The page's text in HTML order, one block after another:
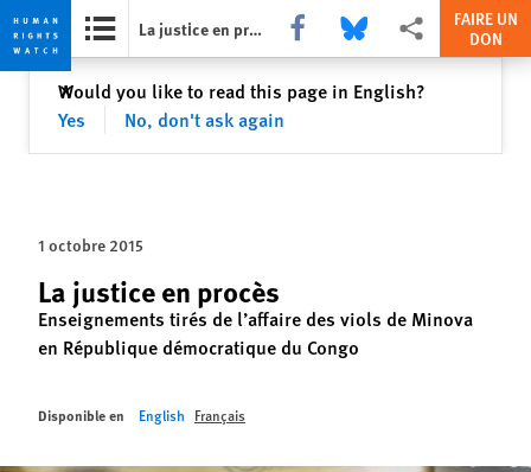
Skip
privacy
Skip
content
La justice en procès Share this via Facebook
Share this via Bluesky
Share this viaFAIRE UN
DON
Would you like to read this page in English?
Yes
No, don't ask again
✕Fermer
1 octobre 2015
La justice en procès
Enseignements tirés de l’affaire des viols de Minova
en République démocratique du Congo
Disponible en English Français